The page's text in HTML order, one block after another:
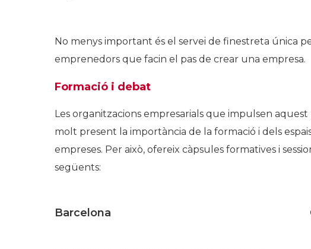
No menys important és el servei de finestreta única
emprenedors que facin el pas de crear una empresa.
Formació i debat
Les organitzacions empresarials que impulsen
molt present la importància de la formació i dels
empreses. Per això, ofereix càpsules formatives i
següents:
Barcelona